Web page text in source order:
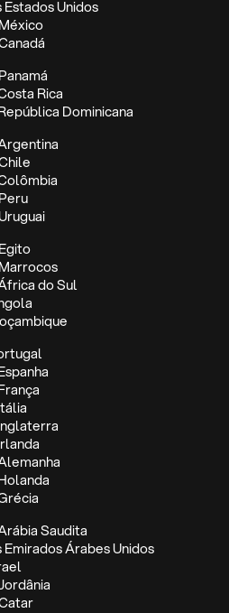
Unidos
Rica
Dominicana
do Sul
Saudita
Árabes Unidos